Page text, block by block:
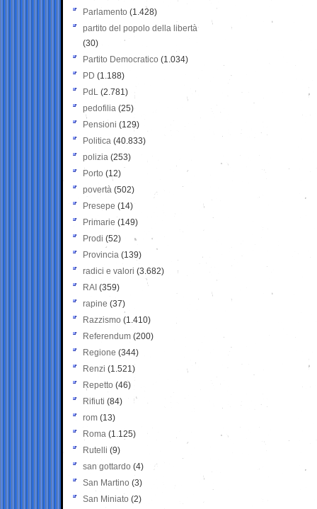
Parlamento (1.428)
partito del popolo della libertà
(30)
Partito Democratico (1.034)
PD (1.188)
PdL (2.781)
pedofilia (25)
Pensioni (129)
Politica (40.833)
polizia (253)
Porto (12)
povertà (502)
Presepe (14)
Primarie (149)
Prodi (52)
Provincia (139)
radici e valori (3.682)
RAI (359)
rapine (37)
Razzismo (1.410)
Referendum (200)
Regione (344)
Renzi (1.521)
Repetto (46)
Rifiuti (84)
rom (13)
Roma (1.125)
Rutelli (9)
san gottardo (4)
San Martino (3)
San Miniato (2)